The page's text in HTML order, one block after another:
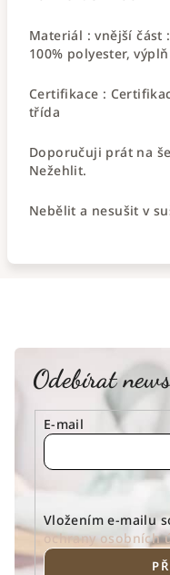
Materiál : vnější část
100% polyester,
Certifikace :
třída
Doporučuji prát na
Nežehlit.
Nebělit a nesušit v
Odebírat
E-mail
Vložením e-mailu
ochrany osobních